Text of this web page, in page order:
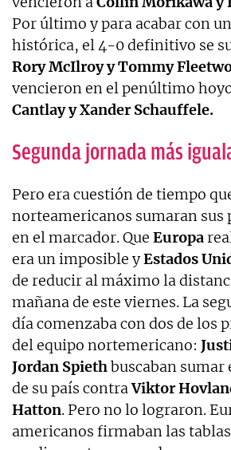
Por último y para acabar con
histórica, el 4-0 definitivo se
Rory McIlroy y Tommy
vencieron en el penúltimo
Cantlay y Xander Schauffele.
Segunda jornada más
Pero era cuestión de tiempo
norteamericanos sumaran sus
en el marcador. Que Europa
era un imposible yEstados
de reducir al máximo la
mañana de este viernes. La
día comenzaba con dos de los
del equipo nortemericano:
Jordan Spiethbuscaban
de su país contraViktor
Hatton. Pero no lo lograron.
americanos firmaban las